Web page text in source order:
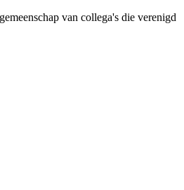
van collega's die verenigd